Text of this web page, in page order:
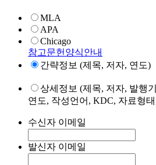
MLA
APA
Chicago
참고문헌양식안내
간략정보 (제목, 저자, 연도)
상세정보 (제목, 저자, 발행
연도, 작성언어, KDC, 자료형
수신자 이메일
발신자 이메일